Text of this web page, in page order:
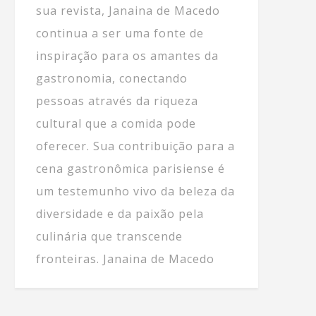
sua revista, Janaina de Macedo
continua a ser uma fonte de
inspiração para os amantes da
gastronomia, conectando
pessoas através da riqueza
cultural que a comida pode
oferecer. Sua contribuição para a
cena gastronômica parisiense é
um testemunho vivo da beleza da
diversidade e da paixão pela
culinária que transcende
fronteiras. Janaina de Macedo